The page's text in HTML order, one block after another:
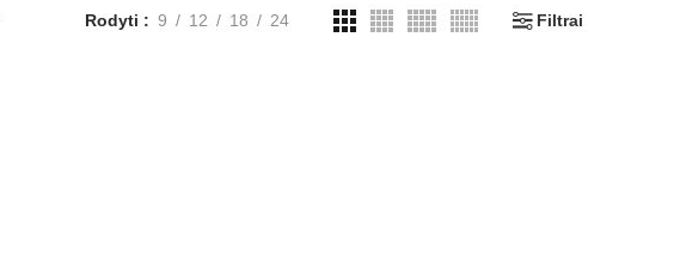
Rodyti 9 12 18 24 Filtrai